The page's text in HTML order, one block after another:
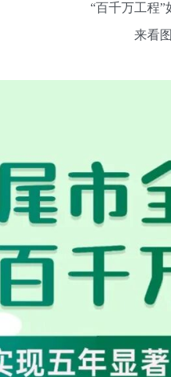
“百千万工程”
来看